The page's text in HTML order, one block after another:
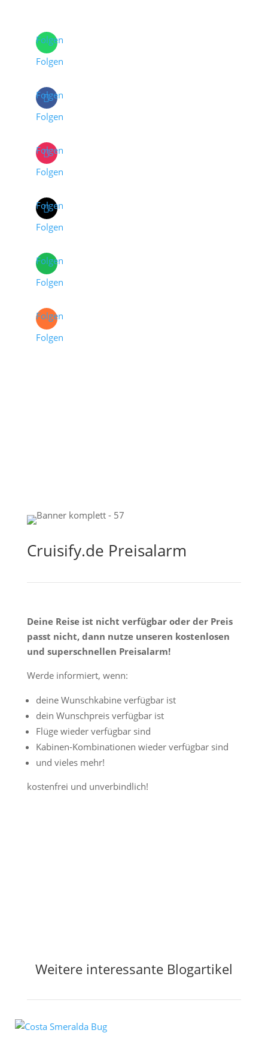
Folgen
Folgen
Folgen
Folgen
Folgen
Folgen
Folgen
Folgen
Folgen
Folgen
Folgen
Folgen
Cruisify.de Preisalarm
Deine Reise ist nicht verfügbar oder der Preis
passt nicht, dann nutze unseren kostenlosen
und superschnellen Preisalarm!
Werde informiert, wenn:
deine Wunschkabine verfügbar ist
dein Wunschpreis verfügbar ist
Flüge wieder verfügbar sind
Kabinen-Kombinationen wieder verfügbar sind
und vieles mehr!
kostenfrei und unverbindlich!
Weitere interessante Blogartikel